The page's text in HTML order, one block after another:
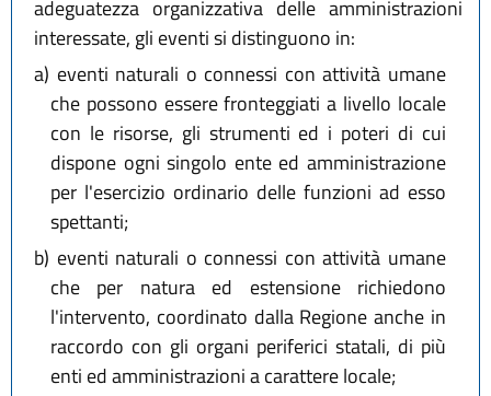
adeguatezza organizzativa delle amministrazioni
interessate, gli eventi si distinguono in:
a) eventi naturali o connessi con attività umane
che possono essere fronteggiati a livello locale
con le risorse, gli strumenti ed i poteri di cui
dispone ogni singolo ente ed amministrazione
per l'esercizio ordinario delle funzioni ad esso
spettanti;
b) eventi naturali o connessi con attività umane
che per natura ed estensione richiedono
l'intervento, coordinato dalla Regione anche in
raccordo con gli organi periferici statali, di più
enti ed amministrazioni a carattere locale;